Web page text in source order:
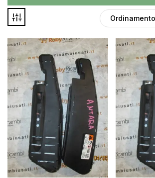
Culla
Interni
Maniglie
Noleggio
Parti meccaniche
Spray
Deghiacciante
Disponibile
In offerta